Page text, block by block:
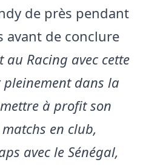
de près pendant
avant de conclure
au Racing avec cette
pleinement dans la
à profit son
en club,
avec le Sénégal,